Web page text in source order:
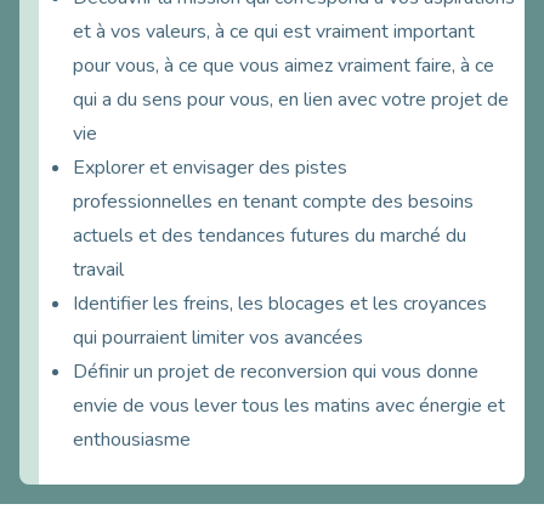
et à vos valeurs, à ce qui est vraiment important
pour vous, à ce que vous aimez vraiment faire, à ce
qui a du sens pour vous, en lien avec votre projet de
vie
Explorer et envisager des pistes
professionnelles en tenant compte des besoins
actuels et des tendances futures du marché du
travail
Identifier les freins, les blocages et les croyances
qui pourraient limiter vos avancées
Définir un projet de reconversion qui vous donne
envie de vous lever tous les matins avec énergie et
enthousiasme